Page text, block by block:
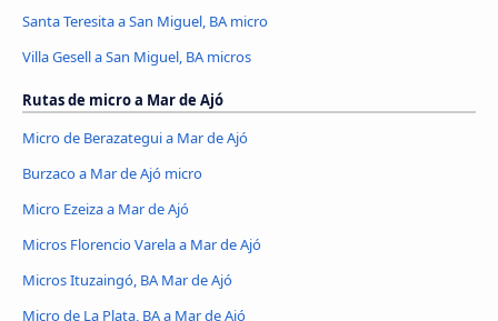
Santa Teresita a San Miguel, BA micro
Villa Gesell a San Miguel, BA micros
Rutas de micro a Mar de Ajó
Micro de Berazategui a Mar de Ajó
Burzaco a Mar de Ajó micro
Micro Ezeiza a Mar de Ajó
Micros Florencio Varela a Mar de Ajó
Micros Ituzaingó, BA Mar de Ajó
Micro de La Plata, BA a Mar de Ajó